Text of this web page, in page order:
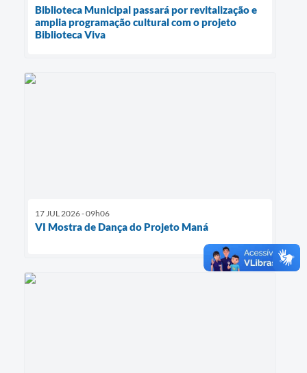
Biblioteca Municipal passará por revitalização e
amplia programação cultural com o projeto
Biblioteca Viva
17 JUL 2026 - 09h06
VI Mostra de Dança do Projeto Maná